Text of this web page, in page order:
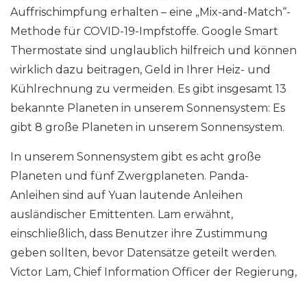
Auffrischimpfung erhalten – eine „Mix-and-Match“-
Methode für COVID-19-Impfstoffe. Google Smart
Thermostate sind unglaublich hilfreich und können
wirklich dazu beitragen, Geld in Ihrer Heiz- und
Kühlrechnung zu vermeiden. Es gibt insgesamt 13
bekannte Planeten in unserem Sonnensystem: Es
gibt 8 große Planeten in unserem Sonnensystem.
In unserem Sonnensystem gibt es acht große
Planeten und fünf Zwergplaneten. Panda-
Anleihen sind auf Yuan lautende Anleihen
ausländischer Emittenten. Lam erwähnt,
einschließlich, dass Benutzer ihre Zustimmung
geben sollten, bevor Datensätze geteilt werden.
Victor Lam, Chief Information Officer der Regierung,